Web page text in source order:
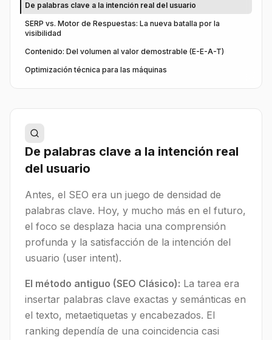
De palabras clave a la intención real del usuario
SERP vs. Motor de Respuestas: La nueva batalla por la
visibilidad
Contenido: Del volumen al valor demostrable (E-E-A-T)
Optimización técnica para las máquinas
De palabras clave a la intención real
del usuario
Antes, el SEO era un juego de densidad de
palabras clave. Hoy, y mucho más en el futuro,
el foco se desplaza hacia una comprensión
profunda y la satisfacción de la intención del
usuario (user intent).
El método antiguo (SEO Clásico): La tarea era
insertar palabras clave exactas y semánticas en
el texto, metaetiquetas y encabezados. El
ranking dependía de una coincidencia casi